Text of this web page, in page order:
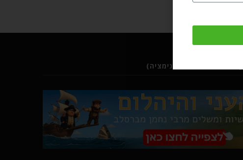
מברסלב (סרטוני אנימציה)